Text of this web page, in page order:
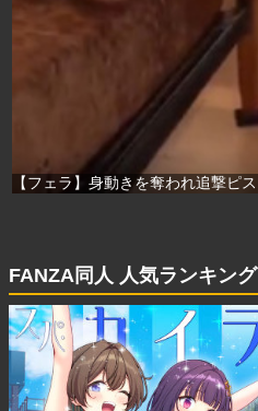
FANZA同人 人気ランキング